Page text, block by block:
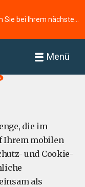
Menü
die im
Ihrem mobilen
und Cookie-
als